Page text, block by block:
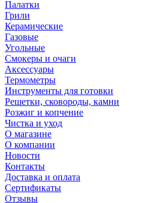
Палатки
Грили
Керамические
Газовые
Угольные
Смокеры и очаги
Аксессуары
Термометры
Инструменты для готовки
Решетки, сковороды, камни
Розжиг и копчение
Чистка и уход
О магазине
О компании
Новости
Контакты
Доставка и оплата
Сертификаты
Отзывы